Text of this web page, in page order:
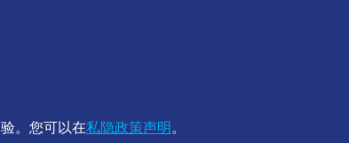
。您可以在私隐政策声明。